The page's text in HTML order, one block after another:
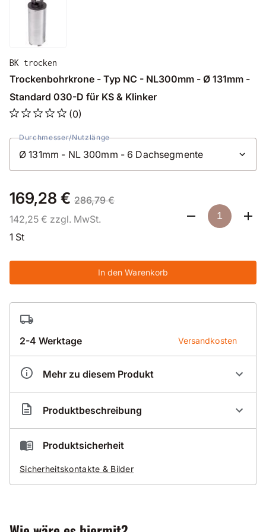
BK trocken
Trockenbohrkrone - Typ NC - NL300mm - Ø 131mm -
Standard 030-D für KS & Klinker
(0)
Durchmesser/Nutzlänge
169,28 € 286,79 €
142,25 € zzgl. MwSt.
1 St
In den Warenkorb
2-4 Werktage Versandkosten
Mehr zu diesem Produkt
Artikelnummer BK1630131
Produktbeschreibung
Trockenbohrkrone mit Dachsegment Standard 030-
mit Bajonett-Verschluss passend zu Cooler-System
Produktsicherheit
Sicherheitskontakte & Bilder